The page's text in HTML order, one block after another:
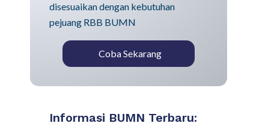
disesuaikan dengan kebutuhan
pejuang RBB BUMN
Coba Sekarang
Informasi BUMN Terbaru: